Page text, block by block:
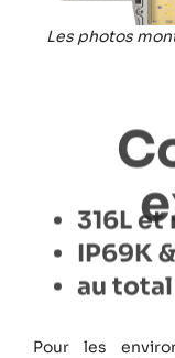
Les photos
316L et
IP69K
au total
Pour les